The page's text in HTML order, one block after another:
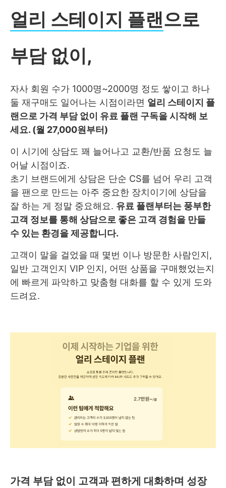
얼리 스테이지 플랜으로
부담 없이,
자사 회원 수가 1000명~2000명 정도 쌓이고 하나
둘 재구매도 일어나는 시점이라면 얼리 스테이지 플
랜으로 가격 부담 없이 유료 플랜 구독을 시작해 보
세요. (월 27,000원부터)
이 시기에 상담도 꽤 늘어나고 교환/반품 요청도 늘
어날 시점이죠.
초기 브랜드에게 상담은 단순 CS를 넘어 우리 고객
을 팬으로 만드는 아주 중요한 장치이기에 상담을
잘 하는 게 정말 중요해요. 유료 플랜부터는 풍부한
고객 정보를 통해 상담으로 좋은 고객 경험을 만들
수 있는 환경을 제공합니다.
고객이 말을 걸었을 때 몇번 이나 방문한 사람인지,
일반 고객인지 VIP 인지, 어떤 상품을 구매했었는지
에 빠르게 파악하고 맞춤형 대화를 할 수 있게 도와
드려요.
가격 부담 없이 고객과 편하게 대화하며 성장